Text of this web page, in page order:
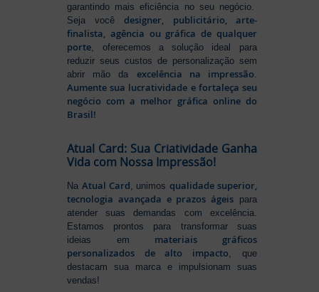
garantindo mais eficiência no seu negócio.
Seja vocêdesigner, publicitário, arte-
finalista, agência ou gráfica de qualquer
porte , oferecemos a solução ideal para
reduzir seus custos de personalização sem
abrir mão da excelência na impressão
Aumente sua lucratividade e fortaleça seu
negócio com a melhor gráfica online do
Brasil!
Atual Card: Sua Criatividade Ganha
Vida com Nossa Impressão!
Na Atual Card, unimos qualidade superior,
tecnologia avançada e prazos ágeispara
atender suas demandas com excelência.
Estamos prontos para transformar suas
ideias em materiais gráficos
personalizados de alto impacto, que
destacam sua marca e impulsionam suas
vendas!